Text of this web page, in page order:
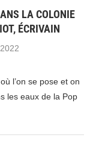
LA COLONIE
ÉCRIVAIN
l’on se pose et on
les eaux de la Pop